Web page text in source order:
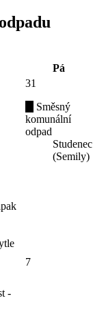
Pá
31
Směsný
komunální
odpad
Studenec
(Semily)
-
7